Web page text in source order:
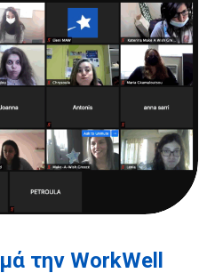
την WorkWell